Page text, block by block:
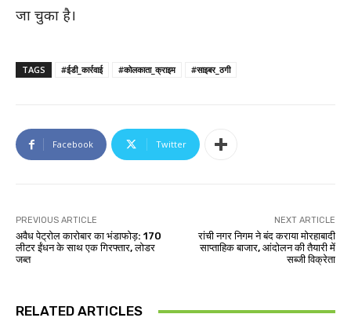
जा चुका है।
TAGS #ईडी_कार्रवाई #कोलकाता_क्राइम #साइबर_ठगी
Facebook Twitter
PREVIOUS ARTICLE
अवैध पेट्रोल कारोबार का भंडाफोड़: 170
लीटर ईंधन के साथ एक गिरफ्तार, लोडर
जब्त
NEXT ARTICLE
रांची नगर निगम ने बंद कराया मोरहाबादी
साप्ताहिक बाजार, आंदोलन की तैयारी में
सब्जी विक्रेता
RELATED ARTICLES